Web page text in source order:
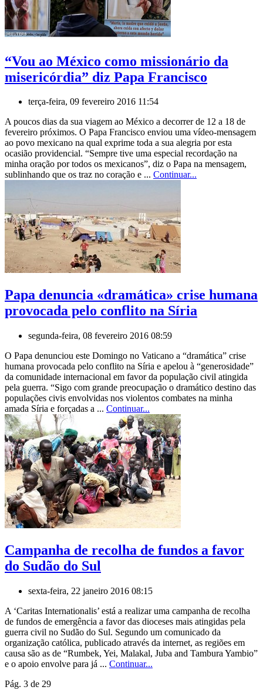
“Vou ao México como missionário da
misericórdia” diz Papa Francisco
terça-feira, 09 fevereiro 2016 11:54
A poucos dias da sua viagem ao México a decorrer de 12 a 18 de
fevereiro próximos. O Papa Francisco enviou uma vídeo-mensagem
ao povo mexicano na qual exprime toda a sua alegria por esta
ocasião providencial. “Sempre tive uma especial recordação na
minha oração por todos os mexicanos”, diz o Papa na mensagem,
sublinhando que os traz no coração e ... Continuar...
Papa denuncia «dramática» crise humana
provocada pelo conflito na Síria
segunda-feira, 08 fevereiro 2016 08:59
O Papa denunciou este Domingo no Vaticano a “dramática” crise
humana provocada pelo conflito na Síria e apelou à “generosidade”
da comunidade internacional em favor da população civil atingida
pela guerra. “Sigo com grande preocupação o dramático destino das
populações civis envolvidas nos violentos combates na minha
amada Síria e forçadas a ... Continuar...
Campanha de recolha de fundos a favor
do Sudão do Sul
sexta-feira, 22 janeiro 2016 08:15
A ‘Caritas Internationalis’ está a realizar uma campanha de recolha
de fundos de emergência a favor das dioceses mais atingidas pela
guerra civil no Sudão do Sul. Segundo um comunicado da
organização católica, publicado através da internet, as regiões em
causa são as de “Rumbek, Yei, Malakal, Juba and Tambura Yambio”
e o apoio envolve para já ... Continuar...
Pág. 3 de 29